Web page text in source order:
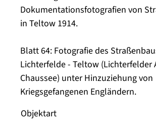
Dokumentationsfotografien von
in Teltow 1914.
Blatt 64: Fotografie des
Lichterfelde - Teltow (Lichterfelder
Chaussee) unter Hinzuziehung von
Kriegsgefangenen Engländern.
Objektart